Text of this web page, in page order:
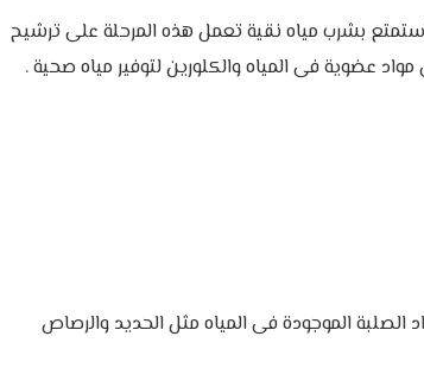
بشرب مياه نقية تعمل هذه المرحلة على ترشيح
عضوية فى المياه والكلورين لتوفير مياه صحية .
الصلبة الموجودة فى المياه مثل الحديد والرصاص